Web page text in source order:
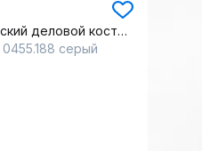
Классический деловой костюм мужской 2-ка незауженный ткань
0455.188 серый